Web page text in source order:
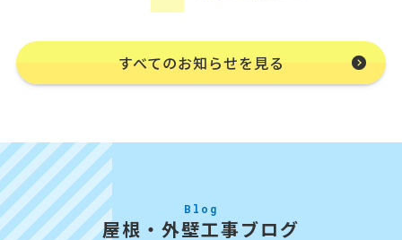
すべてのお知らせを見る
Blog
屋根・外壁工事ブログ